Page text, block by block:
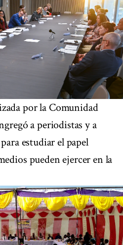
por la Comunidad
a periodistas y a
estudiar el papel
pueden ejercer en la